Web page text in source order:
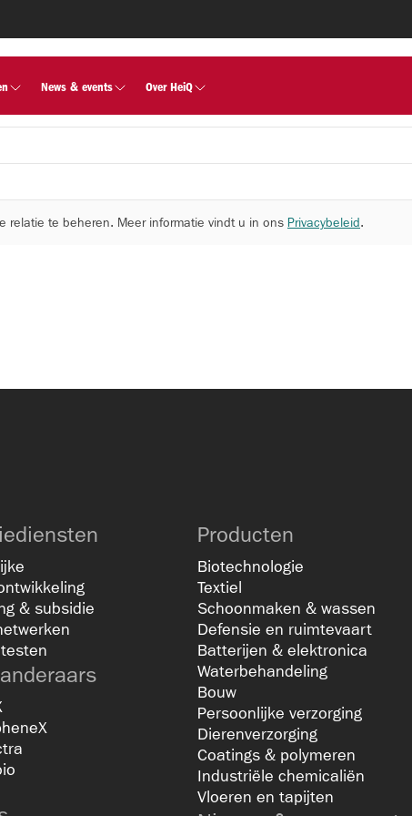
News & events Over HeiQ
relatie te beheren. Meer informatie vindt u in ons Privacybeleid.
& subsidie
Producten
Biotechnologie
Textiel
Schoonmaken & wassen
Defensie en ruimtevaart
Batterijen & elektronica
Waterbehandeling
Bouw
Persoonlijke verzorging
Dierenverzorging
Coatings & polymeren
Industriële chemicaliën
Vloeren en tapijten